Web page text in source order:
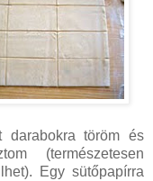
töröm és
(természetesen
Egy sütőpapírra